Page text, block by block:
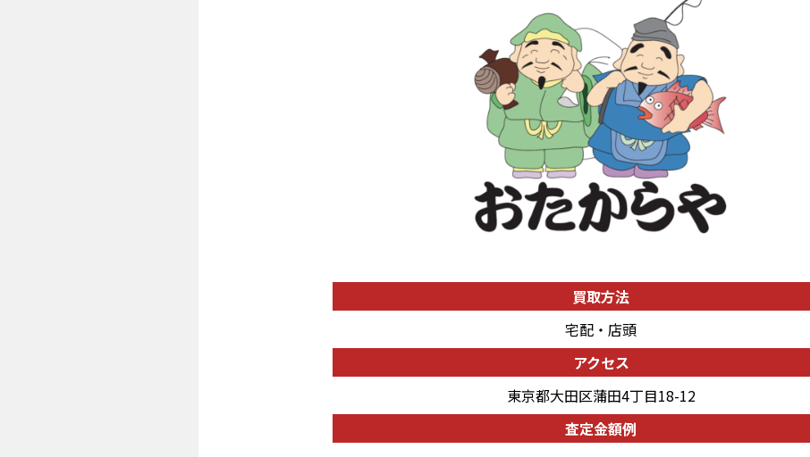
買取方法
宅配・店頭
アクセス
東京都大田区蒲田4丁目18-12
査定金額例